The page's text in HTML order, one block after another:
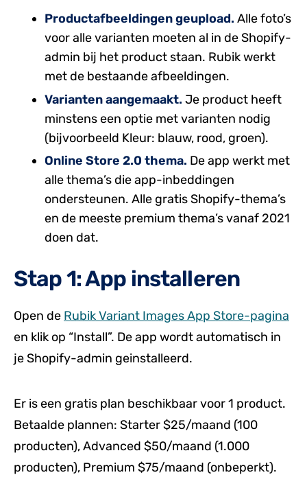
Productafbeeldingen geupload. Alle foto’s
voor alle varianten moeten al in de Shopify-
admin bij het product staan. Rubik werkt
met de bestaande afbeeldingen.
Varianten aangemaakt. Je product heeft
minstens een optie met varianten nodig
(bijvoorbeeld Kleur: blauw, rood, groen).
Online Store 2.0 thema. De app werkt met
alle thema’s die app-inbeddingen
ondersteunen. Alle gratis Shopify-thema’s
en de meeste premium thema’s vanaf 2021
doen dat.
Stap 1: App installeren
Open de Rubik Variant Images App Store-pagina
en klik op “Install”. De app wordt automatisch in
je Shopify-admin geinstalleerd.
Er is een gratis plan beschikbaar voor 1 product.
Betaalde plannen: Starter $25/maand (100
producten), Advanced $50/maand (1.000
producten), Premium $75/maand (onbeperkt).